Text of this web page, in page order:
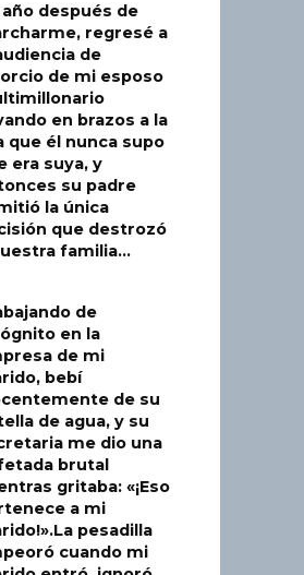
año después de
regresé a
de
de mi esposo
en brazos a la
que él nunca supo
era suya, y
su padre
la única
que destrozó
familia…
de
en la
de mi
bebí
de su
de agua, y su
me dio una
brutal
gritaba: «¡Eso
a mi
pesadilla
cuando mi